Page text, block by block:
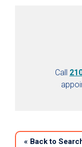
Call
« Back to